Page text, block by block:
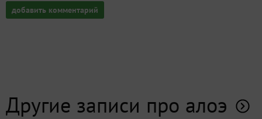
добавить комментарий
Другие записи про алоэ